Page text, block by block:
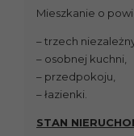
Mieszkanie o
– trzech
– osobnej kuchni,
– przedpokoju,
– łazienki.
STAN